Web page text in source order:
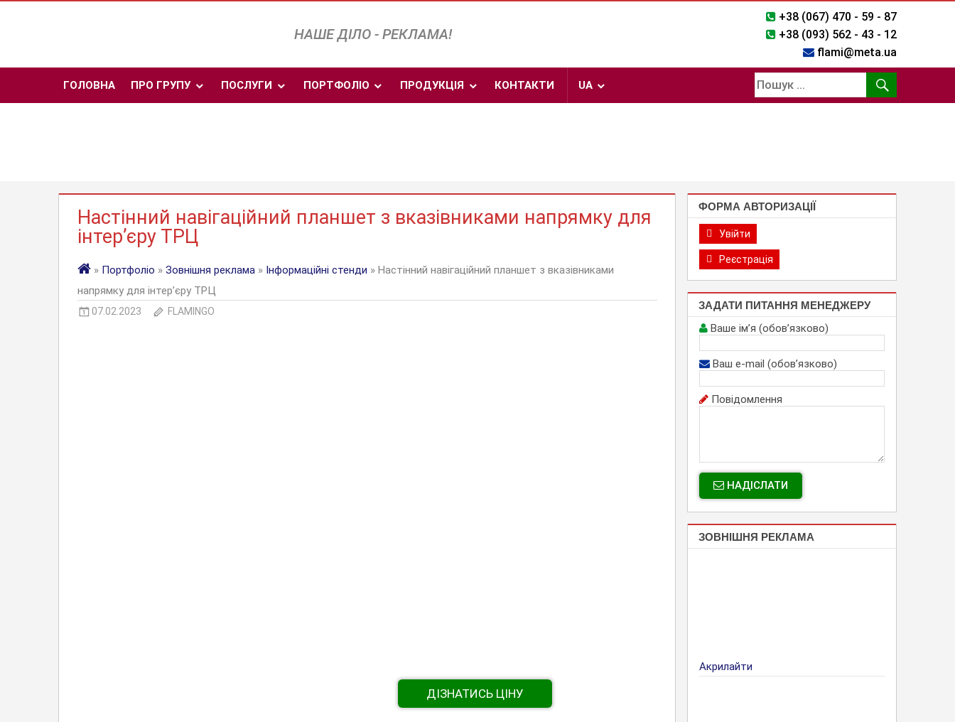
НАШЕ ДІЛО - РЕКЛАМА!
+38 (067) 470 - 59 - 87
+38 (093) 562 - 43 - 12
flami@meta.ua
ГОЛОВНА ПРО ГРУПУ ПОСЛУГИ ПОРТФОЛІО ПРОДУКЦІЯ КОНТАКТИ UA
Настінний навігаційний планшет з вказівниками напрямку для
інтер’єру ТРЦ
» Портфоліо » Зовнішня реклама» Інформаційні стенди » Настінний навігаційний планшет з вказівниками
напрямку для інтер’єру ТРЦ
07.02.2023 FLAMINGO
ДІЗНАТИСЬ ЦІНУ
ФОРМА АВТОРИЗАЦІЇ
Увійти
Реєстрація
ЗАДАТИ ПИТАННЯ МЕНЕДЖЕРУ
Ваше ім’я (обов’язково)
Ваш e-mail (обов’язково)
Повідомлення
НАДІСЛАТИ
ЗОВНІШНЯ РЕКЛАМА
Акрилайти